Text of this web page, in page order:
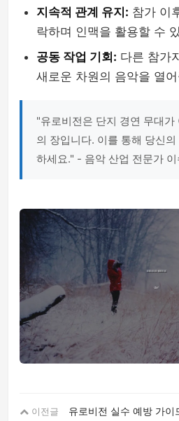
지속적 관계 유지: 참가 이
락하며 인맥을 활용할 수
공동 작업 기회: 다른 참가
새로운 차원의 음악을 열
"유로비전은 단지 경연 무대가
의 장입니다. 이를 통해 당신
하세요." - 음악 산업 전문가 이
이전글
유로비전 실수 예방 가이